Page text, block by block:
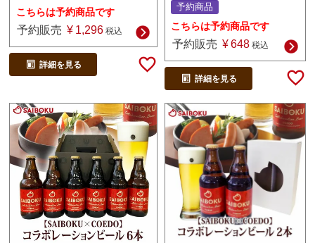
こちらは予約商品です
予約販売 ¥ 1,296 税込
詳細を見る
予約商品
こちらは予約商品です
予約販売 ¥648 税込
詳細を見る